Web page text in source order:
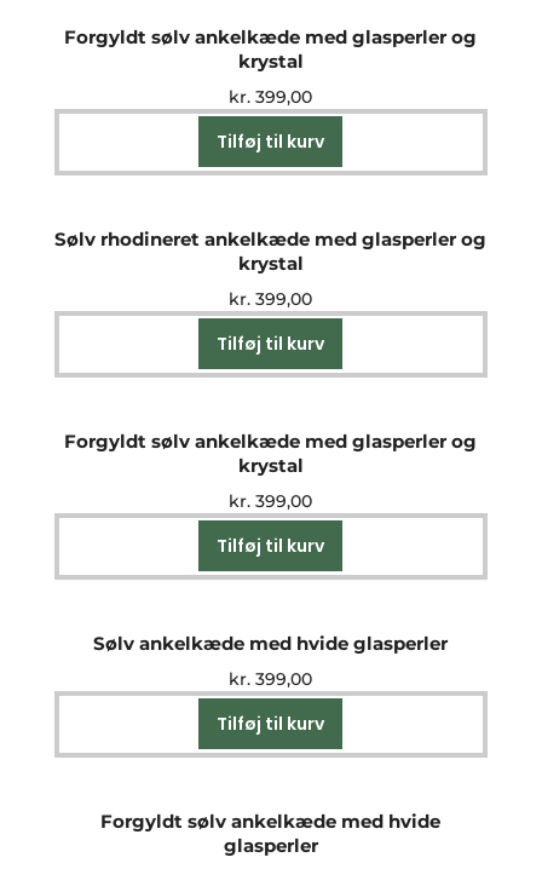
Forgyldt sølv ankelkæde med glasperler og
krystal
kr. 399,00
Tilføj til kurv
Sølv rhodineret ankelkæde med glasperler og
krystal
kr. 399,00
Tilføj til kurv
Forgyldt sølv ankelkæde med glasperler og
krystal
kr. 399,00
Tilføj til kurv
Sølv ankelkæde med hvide glasperler
kr. 399,00
Tilføj til kurv
Forgyldt sølv ankelkæde med hvide
glasperler